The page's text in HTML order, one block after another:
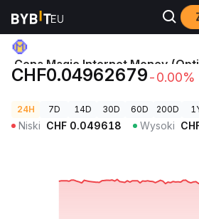
Ceny kryptowalut Cena Magic Internet
Cena Magic Internet Money
MIM
CHF0.04962679-0.00%
24H 7D 14D 30D 60D 200D
Niski CHF 0.049618 Wysoki